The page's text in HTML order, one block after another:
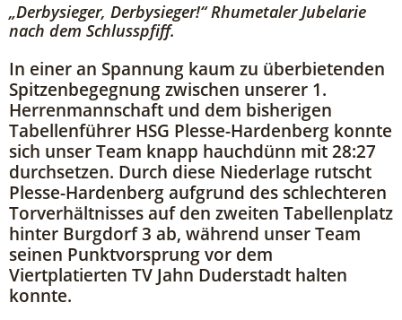
„Derbysieger, Derbysieger!“ Rhumetaler Jubelarie
nach dem Schlusspfiff.
In einer an Spannung kaum zu überbietenden
Spitzenbegegnung zwischen unserer 1.
Herrenmannschaft und dem bisherigen
Tabellenführer HSG Plesse-Hardenberg konnte
sich unser Team knapp hauchdünn mit 28:27
durchsetzen. Durch diese Niederlage rutscht
Plesse-Hardenberg aufgrund des schlechteren
Torverhältnisses auf den zweiten Tabellenplatz
hinter Burgdorf 3 ab, während unser Team
seinen Punktvorsprung vor dem
Viertplatierten TV Jahn Duderstadt halten
konnte.